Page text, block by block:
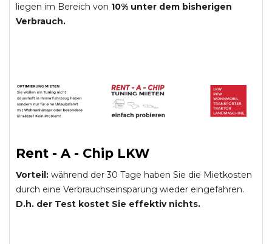
liegen im Bereich von 10% unter dem bisherigen
Verbrauch.
Rent - A - Chip LKW
Vorteil: während der 30 Tage haben Sie die Mietkosten
durch eine Verbrauchseinsparung wieder eingefahren.
D.h. der Test kostet Sie effektiv nichts.